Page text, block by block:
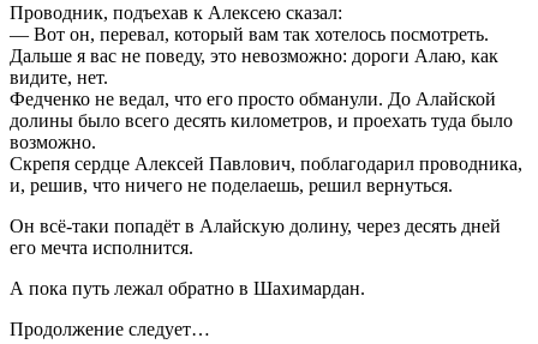
Проводник, подъехав к Алексею сказал:
— Вот он, перевал, который вам так хотелось посмотреть.
Дальше я вас не поведу, это невозможно: дороги Алаю, как
видите, нет.
Федченко не ведал, что его просто обманули. До Алайской
долины было всего десять километров, и проехать туда было
возможно.
Скрепя сердце Алексей Павлович, поблагодарил проводника,
и, решив, что ничего не поделаешь, решил вернуться.
Он всё-таки попадёт в Алайскую долину, через десять дней
его мечта исполнится.
А пока путь лежал обратно в Шахимардан.
Продолжение следует…